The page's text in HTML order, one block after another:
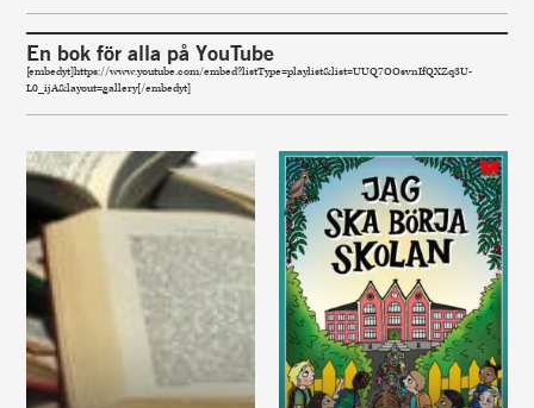
En bok för alla på YouTube
[embedyt]https://www.youtube.com/embed?listType=playlist&list=UUQ7OOsvnIfQXZq3U-
L0_ijA&layout=gallery[/embedyt]